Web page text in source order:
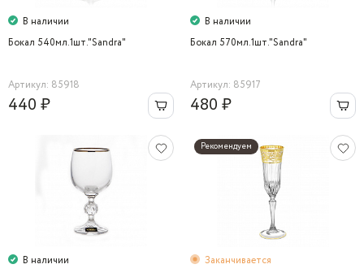
В наличии
Бокал 540мл.1шт."Sandra"
Артикул: 85918
440 ₽
В наличии
Бокал 570мл.1шт."Sandra"
Артикул: 85917
480 ₽
В наличии
Рекомендуем
Заканчивается